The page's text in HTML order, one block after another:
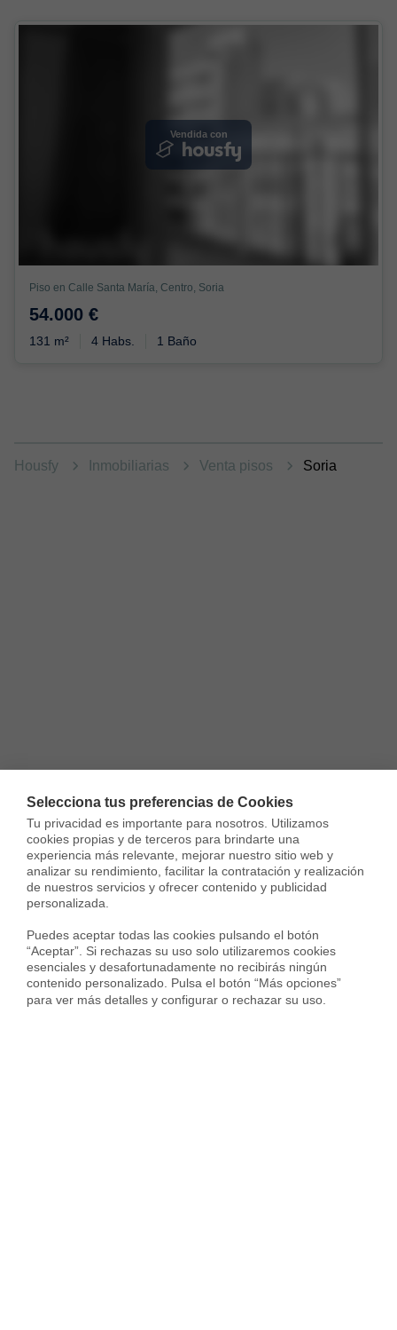
Selecciona tus preferencias de Cookies
Tu privacidad es importante para nosotros. Utilizamos
cookies propias y de terceros para brindarte una
experiencia más relevante, mejorar nuestro sitio web y
analizar su rendimiento, facilitar la contratación y realización
de nuestros servicios y ofrecer contenido y publicidad
personalizada.
Puedes aceptar todas las cookies pulsando el botón
“Aceptar”. Si rechazas su uso solo utilizaremos cookies
esenciales y desafortunadamente no recibirás ningún
contenido personalizado. Pulsa el botón “Más opciones”
para ver más detalles y configurar o rechazar su uso.
Vendida con
Piso en Calle Santa María, Centro, Soria
54.000 €
131 m² 4 Habs. 1 Baño
Housfy Inmobiliarias Venta pisos Soria